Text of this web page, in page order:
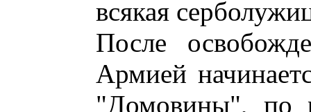
всякая
После
Армией
"Домовины", по